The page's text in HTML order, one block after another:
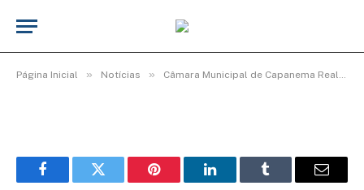
Página Inicial » Notícias » Câmara Municipal de Capanema Realiza Homenagem Especial ao Dia Internacional da Mulher
(1)
FacebookTwitter Pinterest LinkedInTumblr Email